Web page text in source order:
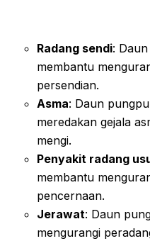
Radang sendi:
membantu
persendian.
Asma: Daun
meredakan gejala
mengi.
Penyakit radang
membantu
pencernaan.
Jerawat: Daun
mengurangi